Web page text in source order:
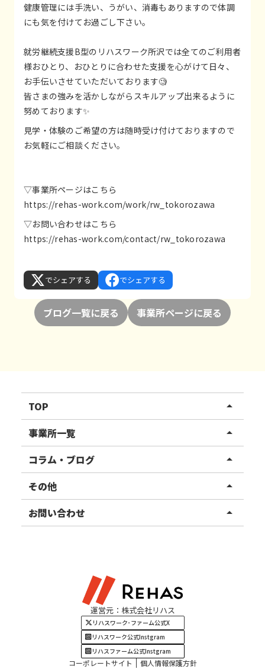
健康管理には手洗い、うがい、消毒もありますので体調
にも気を付けてお過ごし下さい。
就労継続支援B型のリハスワーク所沢では全てのご利用者
様おひとり、おひとりに合わせた支援を心がけて日々、
お手伝いさせていただいております🧐
皆さまの強みを活かしながらスキルアップ出来るように
努めております✨
見学・体験のご希望の方は随時受け付けておりますので
お気軽にご相談ください。
▽事業所ページはこちら
https://rehas-work.com/work/rw_tokorozawa
▽お問い合わせはこちら
https://rehas-work.com/contact/rw_tokorozawa
でシェアする でシェアする
ブログ一覧に戻る 事業所ページに戻る
TOP arrow_drop_up
リハスワーク
リハスファーム
事業所一覧 arrow_drop_up
関東エリア
東北エリア
甲信越エリア
四国・九州エリア
コラム・ブログ arrow_drop_up
事業所ブログ
ご利用者様の声
その他 arrow_drop_up
お知らせ
お問い合わせ arrow_drop_up
運営元：株式会社リハス
リハスワーク･ファーム公式X
リハスワーク公式Instgram
リハスファーム公式Instgram
コーポレートサイト
個人情報保護方針